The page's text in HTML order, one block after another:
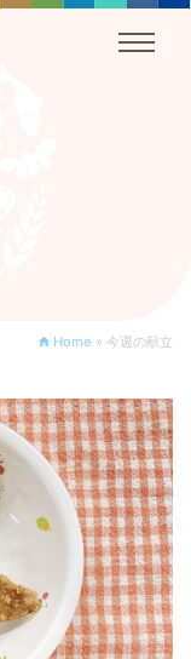
Home » 今週の献立